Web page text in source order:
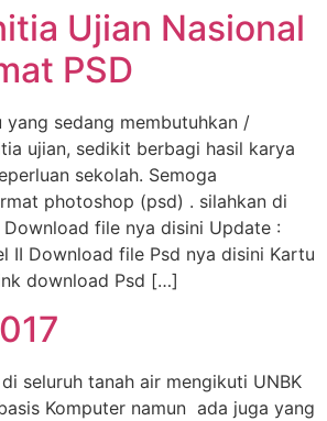
Ujian Nasional
PSD
yang sedang membutuhkan /
ujian, sedikit berbagi hasil karya
sekolah. Semoga
photoshop (psd) . silahkan di
file nya disini Update :
II Download file Psd nya disini Kartu
download Psd […]
seluruh tanah air mengikuti UNBK
Komputer namun ada juga yang